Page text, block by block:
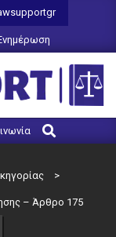
Search
>
– Άρθρο 175